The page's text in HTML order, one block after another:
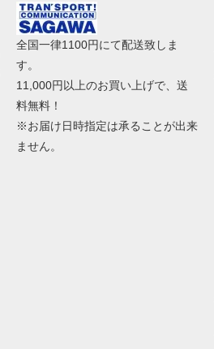
全国一律1100円にて配送致しま
す。
11,000円以上のお買い上げで、送
料無料！
※お届け日時指定は承ることが出来
ません。